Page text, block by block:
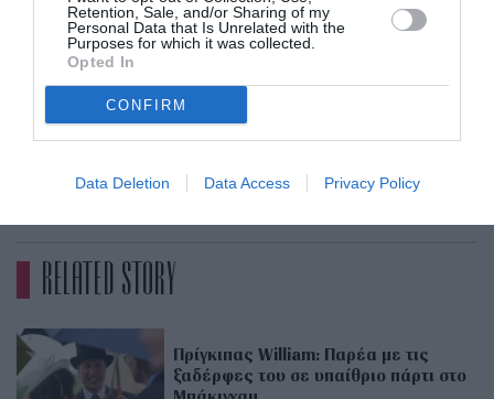
Retention, Sale, and/or Sharing of my
Personal Data that Is Unrelated with the
Purposes for which it was collected.
Opted In
CONFIRM
Data Deletion Data Access Privacy Policy
Getty Images
ADVERTISEMENT - CONTINUE READING BELOW
RELATED STORY
Πρίγκιπας William: Παρέα με τις
ξαδέρφες του σε υπαίθριο πάρτι στο